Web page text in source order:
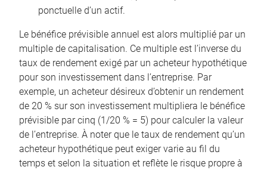
ponctuelle d’un actif.
Le bénéfice prévisible annuel est alors multiplié par un
multiple de capitalisation. Ce multiple est l’inverse du
taux de rendement exigé par un acheteur hypothétique
pour son investissement dans l’entreprise. Par
exemple, un acheteur désireux d’obtenir un rendement
de 20 % sur son investissement multipliera le bénéfice
prévisible par cinq (1/20 % = 5) pour calculer la valeur
de l’entreprise. À noter que le taux de rendement qu’un
acheteur hypothétique peut exiger varie au fil du
temps et selon la situation et reflète le risque propre à